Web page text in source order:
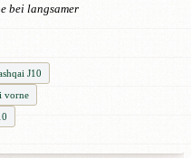
bei langsamer
J10
vorne